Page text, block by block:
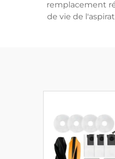
remplacement
de vie de